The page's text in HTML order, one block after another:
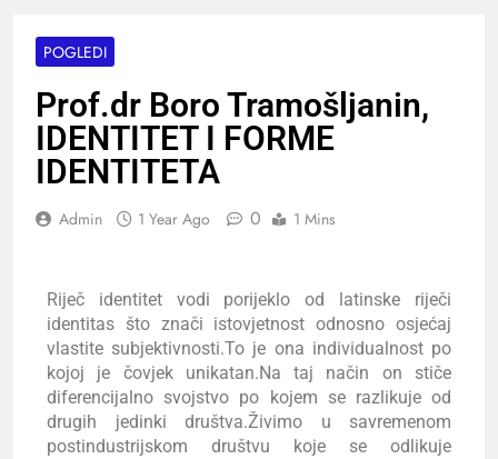
POGLEDI
Prof.dr Boro Tramošljanin,
IDENTITET I FORME
IDENTITETA
Admin 1 Year Ago 0 1 Mins
Riječ identitet vodi porijeklo od latinske riječi
identitas što znači istovjetnost odnosno osjećaj
vlastite subjektivnosti.To je ona individualnost po
kojoj je čovjek unikatan.Na taj način on stiče
diferencijalno svojstvo po kojem se razlikuje od
drugih jedinki društva.Živimo u savremenom
postindustrijskom društvu koje se odlikuje